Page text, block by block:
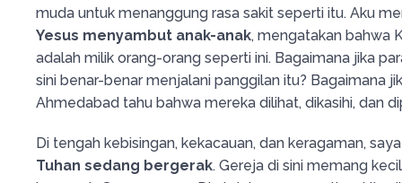
muda untuk menanggung rasa sakit seperti itu. Aku
Yesus menyambut anak-anak, mengatakan bahwa
adalah milik orang-orang seperti ini. Bagaimana jika
sini benar-benar menjalani panggilan itu? Bagaimana
Ahmedabad tahu bahwa mereka dilihat, dikasihi, dan
Di tengah kebisingan, kekacauan, dan keragaman,
Tuhan sedang bergerak. Gereja di sini memang